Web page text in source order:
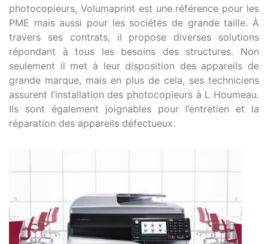
photocopieurs, Volumaprint est une référence pour les
PME mais aussi pour les sociétés de grande taille. À
travers ses contrats, il propose diverses solutions
répondant à tous les besoins des structures. Non
seulement il met à leur disposition des appareils de
grande marque, mais en plus de cela, ses techniciens
assurent l’installation des photocopieurs à L Houmeau.
Ils sont également joignables pour l’entretien et la
réparation des appareils défectueux.